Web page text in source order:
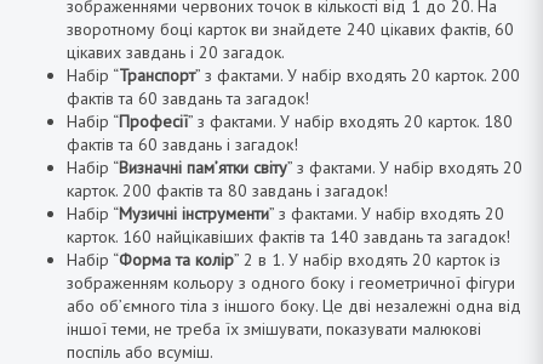
зображеннями червоних точок в кількості від 1 до 20. На
зворотному боці карток ви знайдете 240 цікавих фактів, 60
цікавих завдань і 20 загадок.
Набір “Транспорт” з фактами. У набір входять 20 карток. 200
фактів та 60 завдань та загадок!
Набір “Професії” з фактами. У набір входять 20 карток. 180
фактів та 60 завдань і загадок!
Набір “Визначні пам’ятки світу” з фактами. У набір входять 20
карток. 200 фактів та 80 завдань і загадок!
Набір “Музичні інструменти” з фактами. У набір входять 20
карток. 160 найцікавіших фактів та 140 завдань та загадок!
Набір “Форма та колір” 2 в 1. У набір входять 20 карток із
зображенням кольору з одного боку і геометричної фігури
або об’ємного тіла з іншого боку. Це дві незалежні одна від
іншої теми, не треба їх змішувати, показувати малюкові
поспіль або всуміш.